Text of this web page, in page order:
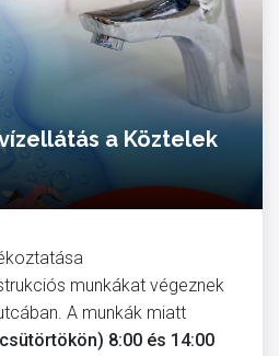
a Köztelek
munkákat végeznek
A munkák miatt
8:00 és 14:00